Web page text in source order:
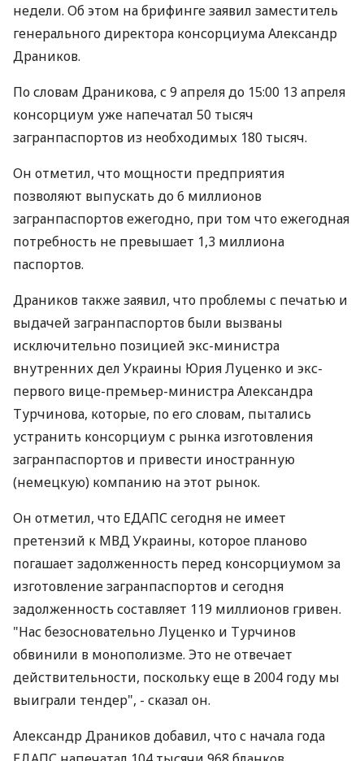
недели. Об этом на брифинге заявил заместитель
генерального директора консорциума Александр
Драников.
По словам Драникова, с 9 апреля до 15:00 13 апреля
консорциум уже напечатал 50 тысяч
загранпаспортов из необходимых 180 тысяч.
Он отметил, что мощности предприятия
позволяют выпускать до 6 миллионов
загранпаспортов ежегодно, при том что ежегодная
потребность не превышает 1,3 миллиона
паспортов.
Драников также заявил, что проблемы с печатью и
выдачей загранпаспортов были вызваны
исключительно позицией экс-министра
внутренних дел Украины Юрия Луценко и экс-
первого вице-премьер-министра Александра
Турчинова, которые, по его словам, пытались
устранить консорциум с рынка изготовления
загранпаспортов и привести иностранную
(немецкую) компанию на этот рынок.
Он отметил, что ЕДАПС сегодня не имеет
претензий к МВД Украины, которое планово
погашает задолженность перед консорциумом за
изготовление загранпаспортов и сегодня
задолженность составляет 119 миллионов гривен.
"Нас безосновательно Луценко и Турчинов
обвинили в монополизме. Это не отвечает
действительности, поскольку еще в 2004 году мы
выиграли тендер", - сказал он.
Александр Драников добавил, что с начала года